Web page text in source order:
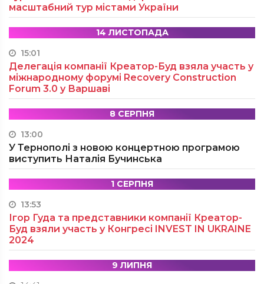
масштабний тур містами України
14 ЛИСТОПАДА
15:01
Делегація компанії Креатор-Буд взяла участь у
міжнародному форумі Recovery Construction
Forum 3.0 у Варшаві
8 СЕРПНЯ
13:00
У Тернополі з новою концертною програмою
виступить Наталія Бучинська
1 СЕРПНЯ
13:53
Ігор Гуда та представники компанії Креатор-
Буд взяли участь у Конгресі INVEST IN UKRAINE
2024
9 ЛИПНЯ